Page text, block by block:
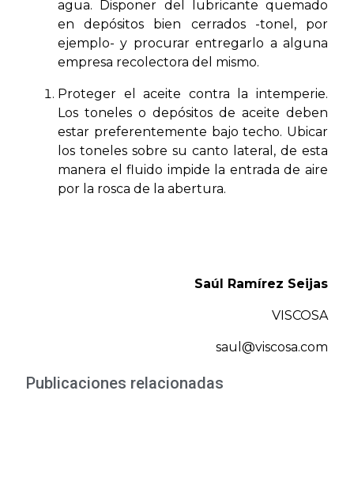
agua. Disponer del lubricante quemado
en depósitos bien cerrados -tonel, por
ejemplo- y procurar entregarlo a alguna
empresa recolectora del mismo.
Proteger el aceite contra la intemperie.
Los toneles o depósitos de aceite deben
estar preferentemente bajo techo. Ubicar
los toneles sobre su canto lateral, de esta
manera el fluido impide la entrada de aire
por la rosca de la abertura.
Saúl Ramírez Seijas
VISCOSA
saul@viscosa.com
Publicaciones relacionadas